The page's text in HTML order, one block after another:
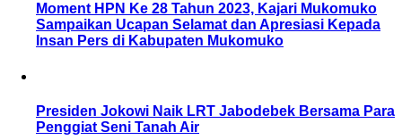
Moment HPN Ke 28 Tahun 2023, Kajari Mukomuko
Sampaikan Ucapan Selamat dan Apresiasi Kepada
Insan Pers di Kabupaten Mukomuko
Presiden Jokowi Naik LRT Jabodebek Bersama Para
Penggiat Seni Tanah Air